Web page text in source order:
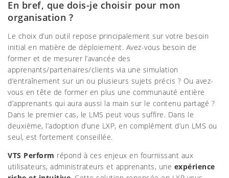
En bref, que dois-je choisir pour mon
organisation ?
Le choix d’un outil repose principalement sur votre besoin
initial en matière de déploiement. Avez-vous besoin de
former et de mesurer l’avancée des
apprenants/partenaires/clients via une simulation
d’entraînement sur un ou plusieurs sujets précis ? Ou avez-
vous en tête de former en plus une communauté entière
d’apprenants qui aura aussi la main sur le contenu partagé ?
Dans le premier cas, le LMS peut vous suffire. Dans le
deuxième, l’adoption d’une LXP, en complément d’un LMS ou
seul, est fortement conseillée.
VTS Perform répond à ces enjeux en fournissant aux
utilisateurs, administrateurs et apprenants, une expérience